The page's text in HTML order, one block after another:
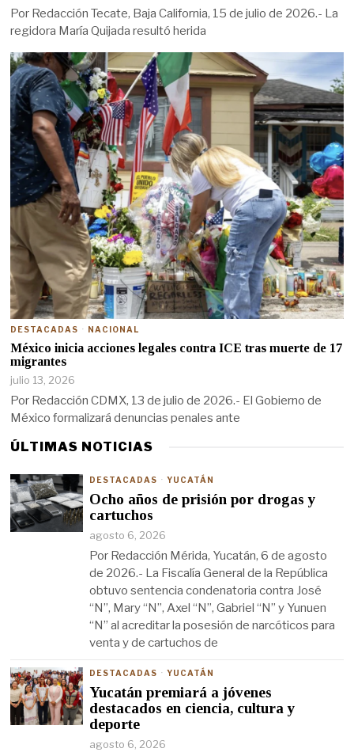
Por Redacción Tecate, Baja California, 15 de julio de 2026.- La
regidora María Quijada resultó herida
DESTACADAS · NACIONAL
México inicia acciones legales contra ICE tras muerte de 17
migrantes
julio 13, 2026
Por Redacción CDMX, 13 de julio de 2026.- El Gobierno de
México formalizará denuncias penales ante
ÚLTIMAS NOTICIAS
DESTACADAS · YUCATÁN
Ocho años de prisión por drogas y
cartuchos
agosto 6, 2026
Por Redacción Mérida, Yucatán, 6 de agosto
de 2026.- La Fiscalía General de la República
obtuvo sentencia condenatoria contra José
“N”, Mary “N”, Axel “N”, Gabriel “N” y Yunuen
“N” al acreditar la posesión de narcóticos para
venta y de cartuchos de
DESTACADAS · YUCATÁN
Yucatán premiará a jóvenes
destacados en ciencia, cultura y
deporte
agosto 6, 2026